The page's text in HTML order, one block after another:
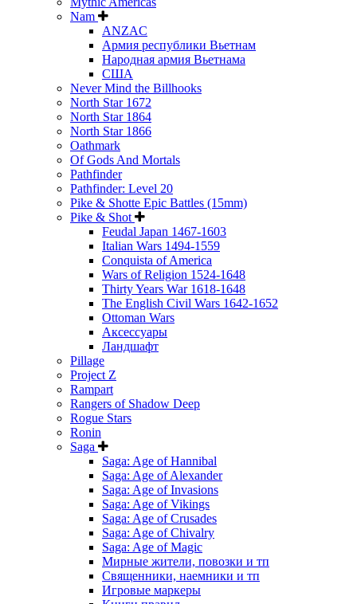
Nam
ANZAC
Армия республики Вьетнам
Народная армия Вьетнама
США
Never Mind the Billhooks
North Star 1672
North Star 1864
North Star 1866
Oathmark
Of Gods And Mortals
Pathfinder
Pathfinder: Level 20
Pike & Shotte Epic Battles (15mm)
Pike & Shot
Feudal Japan 1467-1603
Italian Wars 1494-1559
Conquista of America
Wars of Religion 1524-1648
Thirty Years War 1618-1648
The English Civil Wars 1642-1652
Ottoman Wars
Аксессуары
Ландшафт
Pillage
Project Z
Rampart
Rangers of Shadow Deep
Rogue Stars
Ronin
Saga
Saga: Age of Hannibal
Saga: Age of Alexander
Saga: Age of Invasions
Saga: Age of Vikings
Saga: Age of Crusades
Saga: Age of Chivalry
Saga: Age of Magic
Мирные жители, повозки и тп
Священники, наемники и тп
Игровые маркеры